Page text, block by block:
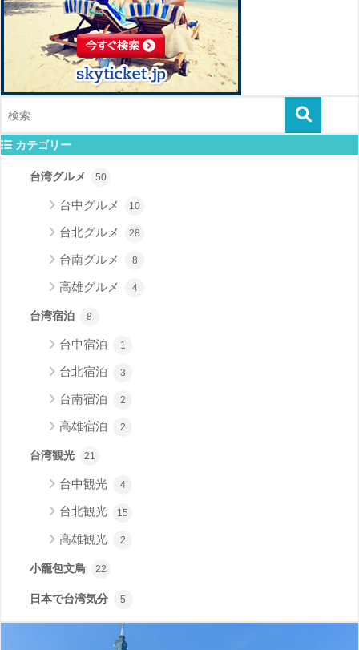
カテゴリー
台湾グルメ 50
台中グルメ 10
台北グルメ 28
台南グルメ 8
高雄グルメ 4
台湾宿泊 8
台中宿泊 1
台北宿泊 3
台南宿泊 2
高雄宿泊 2
台湾観光 21
台中観光 4
台北観光 15
高雄観光 2
小籠包文鳥 22
日本で台湾気分 5